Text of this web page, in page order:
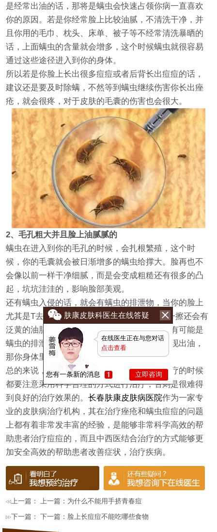
是经常出油的话，那将是螨虫会快速占领你病一直喜欢
你的原因。若是你经常脸上比较油腻，不清洗干净，并
且你用的毛巾、枕头、床单、被子等不经常清洗暴晒的
话，上面螨虫的含量就会增多，这个时候螨虫就很容易
通过这些途径进入到你的身体。
所以若是你脸上长出很多痘痘或者后背长出痘痘的话，
建议还是要及时除螨，不然等到螨虫继续伤害你长出痤
疮，就会很疼，对于皮肤的毛囊的伤害也会很大。
2、毛孔粗大并且脸上油腻腻的
螨虫在进入到你的毛孔的时候，会扎根繁殖，这个时
候，你的毛囊就会被日渐增多的螨虫给撑大。脸再也不
会像以前一样干净细腻，而是会变成粗糙还有很多的凸
起，坑坑洼洼的，影响脸部美观。
还有螨虫入侵的话，就会有螨虫的排泄物，当你的脸上
尤其是T去经常感觉到很油腻的时候，用纸擦一擦还会有
泛黄的油脂，千万别以为是你自身的出油。很有可能是
螨虫的排泄物或者是尸体，这样的大范围的出现出油，
那你身体里的螨虫一定很多了，要及时除螨。
总的来说，无论是哪种类型的痘痘，我们在治疗的时候
都要注意采用科学合理的方式进行治疗，否则是很难得
到良好的治疗效果的。 长春肤康皮肤病医院作为一家专
业的皮肤病治疗机构，其在治疗痤疮和螨虫痘痘的问题
上都有着非常发丰富的经验，是能够非常科学高效的帮
助患者治疗痘痘的，而且中西医结合治疗的方式能够更
加安全高效的帮助患者改善症状，治疗疾病。
上一篇： 上一篇： 为什么不能用手挤青春痘
下一篇： 下一篇： 脸上长痘痘不能吃哪些食物
肤康皮肤科医生在线答疑
在线医生正在与您对话
点击查看
您有一条新的消息 立即咨询